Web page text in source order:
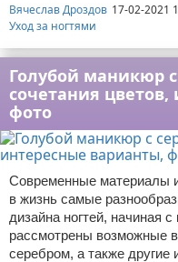
Вячеслав Дроздов 17-02-2021
Уход за ногтями
Голубой маникюр
сочетания
фото
Современные материалы
в жизнь самые
дизайна ногтей, начиная
рассмотрены возможные
серебром, а также